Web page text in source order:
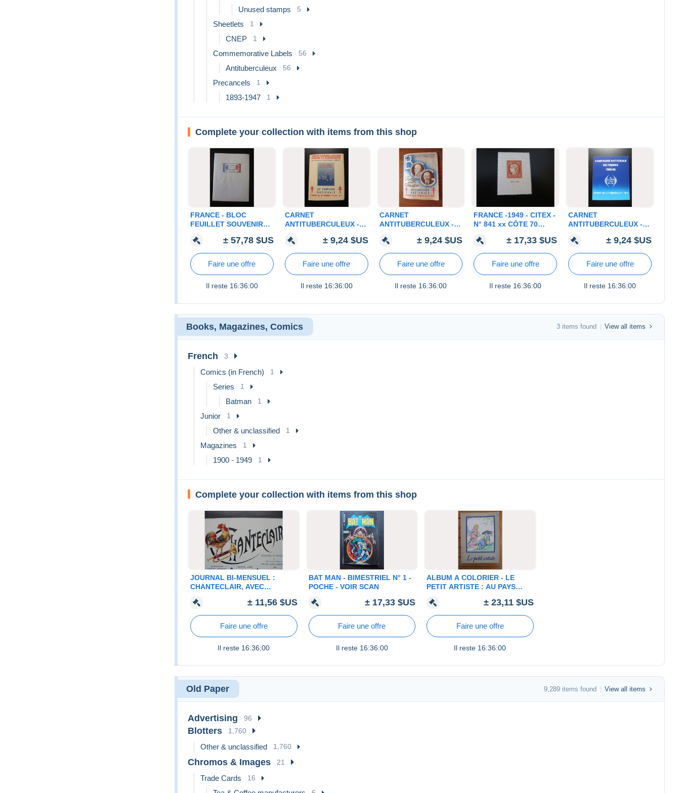
Unused stamps 5
Sheetlets 1
CNEP 1
Commemorative Labels 56
Antituberculeux 56
Precancels 1
1893-1947 1
Complete your collection with items from this shop
FRANCE - BLOC
FEUILLET SOUVENIR
EUROS
± 57,78 $US
Faire une offre
Il reste 16:36:00
CARNET
ANTITUBERCULEUX -
TIMBRES à 0.20 F -
AVEC PUB, COMPLET
ET BON ETAT
± 9,24 $US
Faire une offre
Il reste 16:36:00
CARNET
ANTITUBERCULEUX -
TIMBRES à 5F - AVEC
PUB, COMPLET ET BON
ETAT
± 9,24 $US
Faire une offre
Il reste 16:36:00
FRANCE -1949 - CITEX -
N° 841 xx CÔTE 70
± 17,33 $US
Faire une offre
Il reste 16:36:00
CARNET
ANTITUBERCULEUX -
3.00 F - AVEC PUB,
COMPLET ET BON
ETAT
± 9,24 $US
Faire une offre
Il reste 16:36:00
Books, Magazines, Comics 3 items found View all items
French 3
Comics (in French) 1
Series 1
Batman 1
Junior 1
Other & unclassified 1
Magazines 1
1900 - 1949 1
Complete your collection with items from this shop
JOURNAL BI-MENSUEL :
CHANTECLAIR, AVEC
SCANS
± 11,56 $US
Faire une offre
Il reste 16:36:00
BAT MAN - BIMESTRIEL N° 1 -
POCHE - VOIR SCAN
± 17,33 $US
Faire une offre
Il reste 16:36:00
ALBUM A COLORIER - LE
PETIT ARTISTE : AU PAYS
CIEL N° 300 - ETAT NEUF
± 23,11 $US
Faire une offre
Il reste 16:36:00
Old Paper 9,289 items found View all items
Advertising 96
Blotters 1,760
Other & unclassified 1,760
Chromos & Images 21
Trade Cards 16